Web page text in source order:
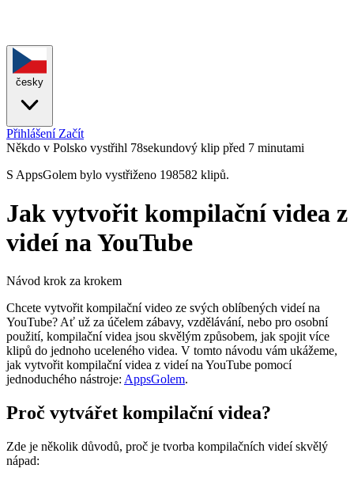
česky
Přihlášení Začít
Někdo v Polsko vystřihl 78sekundový klip před 7 minutami
S AppsGolem bylo vystřiženo 198582 klipů.
Jak vytvořit kompilační videa z
videí na YouTube
Návod krok za krokem
Chcete vytvořit kompilační video ze svých oblíbených videí na
YouTube? Ať už za účelem zábavy, vzdělávání, nebo pro osobní
použití, kompilační videa jsou skvělým způsobem, jak spojit více
klipů do jednoho uceleného videa. V tomto návodu vám ukážeme,
jak vytvořit kompilační videa z videí na YouTube pomocí
jednoduchého nástroje: AppsGolem.
Proč vytvářet kompilační videa?
Zde je několik důvodů, proč je tvorba kompilačních videí skvělý
nápad: